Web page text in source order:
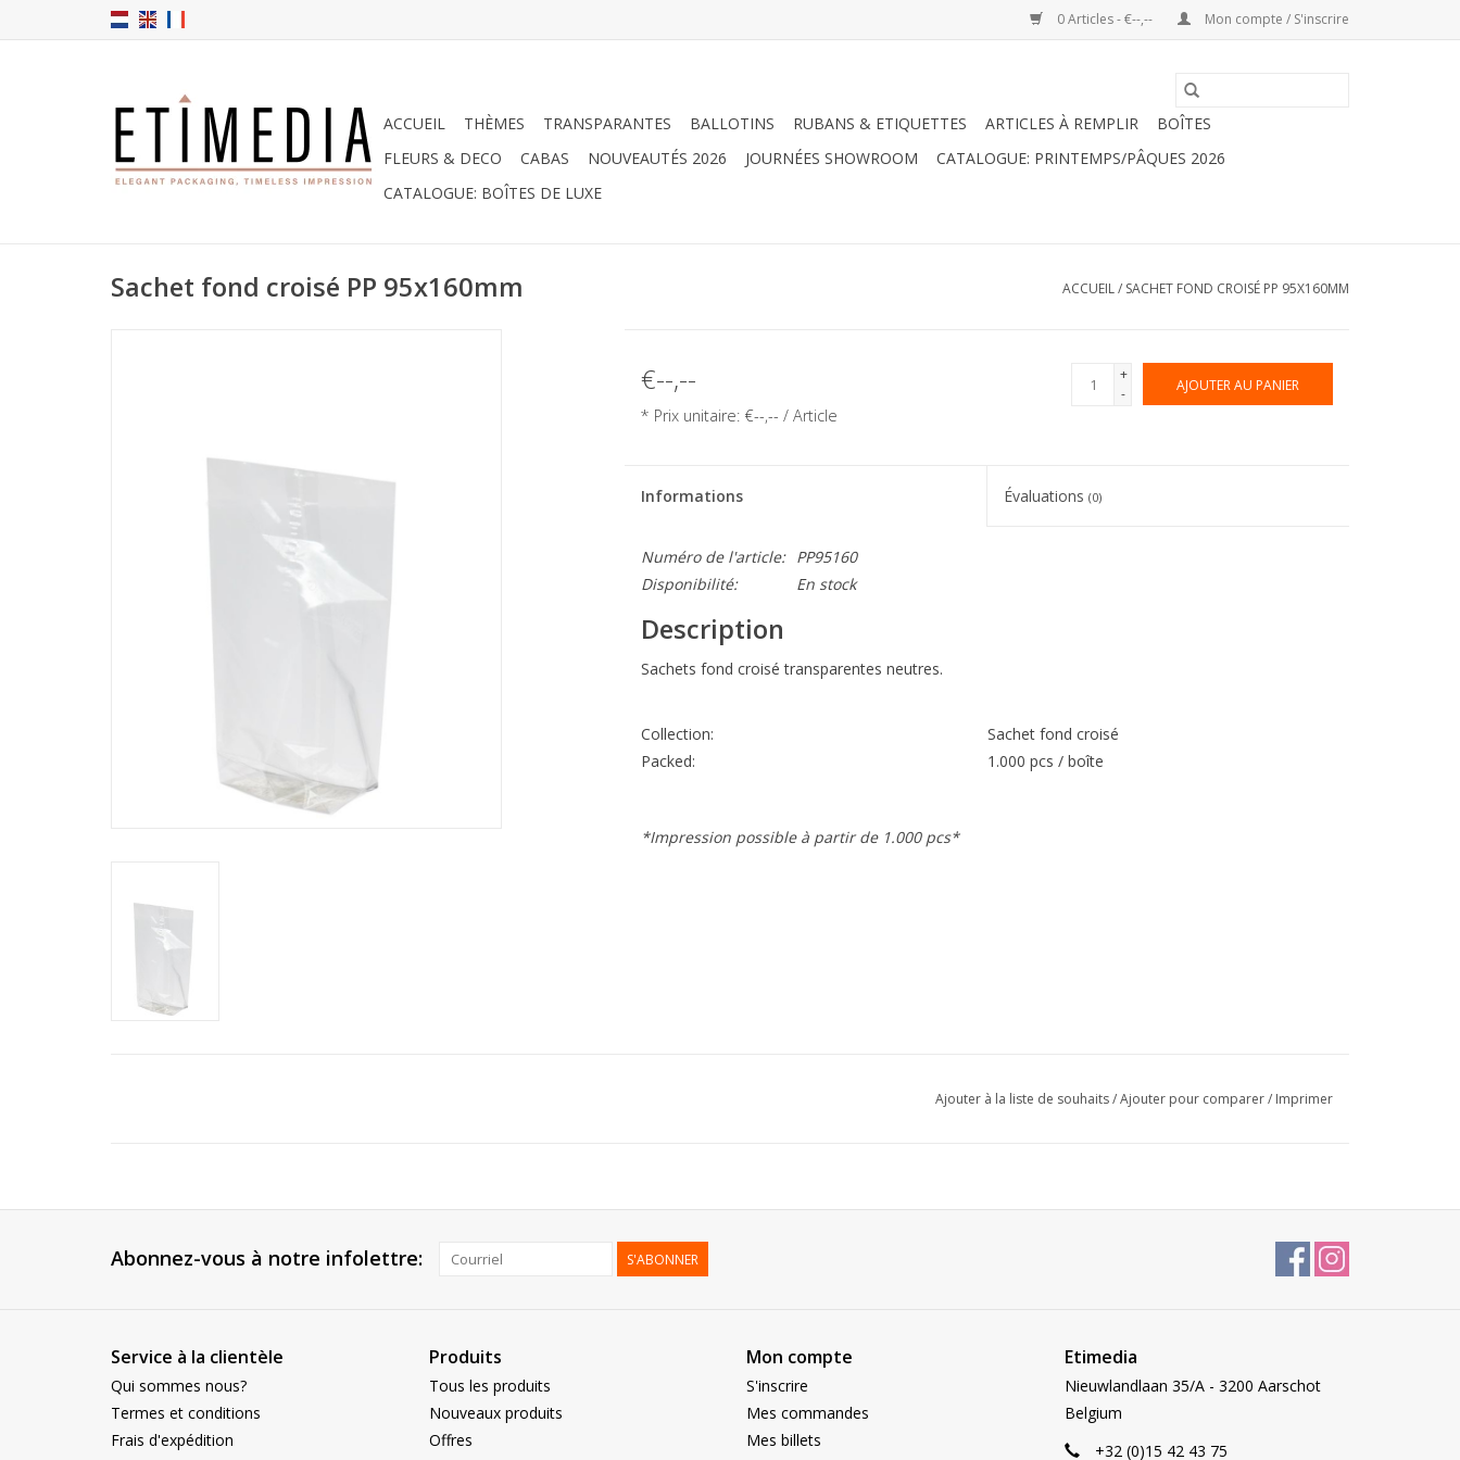
0 Articles - €--,-- Mon compte / S'inscrire
ACCUEIL THÈMES TRANSPARANTES BALLOTINS RUBANS & ETIQUETTES ARTICLES À REMPLIR
BOÎTES
FLEURS & DECO
CABAS NOUVEAUTÉS 2026 JOURNÉES SHOWROOM
CATALOGUE: PRINTEMPS/PÂQUES 2026
CATALOGUE: BOÎTES DE LUXE
Sachet fond croisé PP 95x160mm ACCUEIL/ SACHET FOND CROISÉ PP 95X160MM
€--,--
* Prix unitaire: €--,-- / Article
+
-
AJOUTER AU PANIER
Informations Évaluations(0)
Numéro de l'article:
PP95160
Disponibilité:
En stock
Description
Sachets fond croisé transparentes neutres.
Collection:
Sachet fond croisé
Packed:
1.000 pcs / boîte
*Impression possible à partir de 1.000 pcs*
Ajouter à la liste de souhaits/Ajouter pour comparer/ Imprimer
Abonnez-vous à notre infolettre: S'ABONNER
Service à la clientèle
Qui sommes nous?
Termes et conditions
Frais d'expédition
Produits
Tous les produits
Nouveaux produits
Offres
Mon compte
S'inscrire
Mes commandes
Mes billets
Etimedia
Nieuwlandlaan 35/A - 3200 Aarschot
Belgium
+32 (0)15 42 43 75